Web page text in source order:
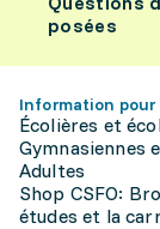
posées
Information pour
Écolières et
Gymnasiennes
Adultes
Shop CSFO:
études et la